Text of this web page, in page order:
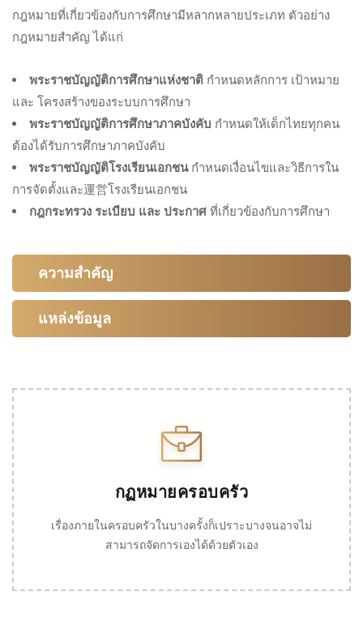
กฎหมายที่เกี่ยวข้องกับการศึกษามีหลากหลายประเภท ตัวอย่าง
กฎหมายสำคัญ ได้แก่
พระราชบัญญัติการศึกษาแห่งชาติ กำหนดหลักการ เป้าหมาย
และ โครงสร้างของระบบการศึกษา
พระราชบัญญัติการศึกษาภาคบังคับ กำหนดให้เด็กไทยทุกคน
ต้องได้รับการศึกษาภาคบังคับ
พระราชบัญญัติโรงเรียนเอกชนกำหนดเงื่อนไขและวิธีการใน
การจัดตั้งและ運営โรงเรียนเอกชน
กฎกระทรวง ระเบียบ และ ประกาศ ที่เกี่ยวข้องกับการศึกษา
ความสำคัญ
แหล่งข้อมูล
กฏหมายครอบครัว
เรื่องภายในครอบครัวในบางครั้งก็เปราะบางจนอาจไม่
สามารถจัดการเองได้ด้วยตัวเอง